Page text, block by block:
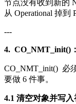
节点没有收到新的
从 Operational 掉到
---
4. CO_NMT_init()
CO_NMT_init() 必
要做 6 件事。
4.1 清空对象并写